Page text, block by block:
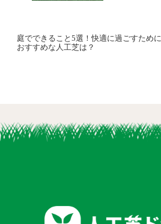
庭でできること5選！快適に過ごすために
おすすめな人工芝は？